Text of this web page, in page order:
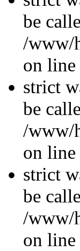
be
/www/
on line
strict
be
/www/
on line
strict
be
/www/
on line